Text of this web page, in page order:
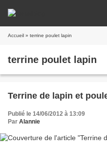
Accueil » terrine poulet lapin
terrine poulet lapin
Terrine de lapin et
Publié le 14/06/2012 à 13:09
Par Alannie